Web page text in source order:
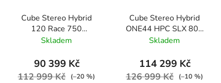
Cube Stereo Hybrid
120 Race 750
polarsilver´n´black
Skladem
90 399 Kč
112 999 Kč (–20 %)
Cube Stereo Hybrid
ONE44 HPC SLX 800
nebula´n´white
Skladem
114 299 Kč
126 999 Kč (–10 %)